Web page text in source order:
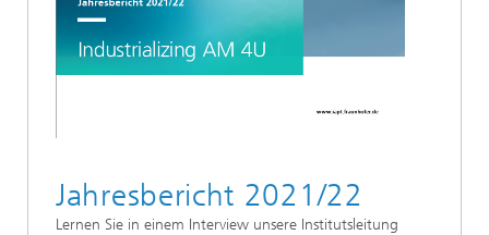
Jahresbericht 2021/22
Lernen Sie in einem Interview unsere Institutsleitung